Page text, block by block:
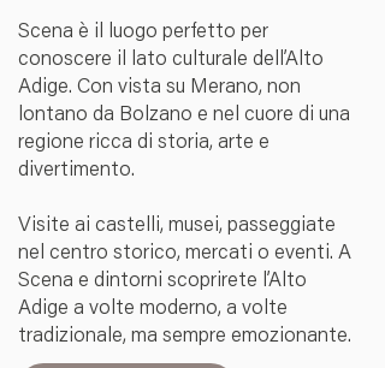
Scena è il luogo perfetto per
conoscere il lato culturale dell’Alto
Adige. Con vista su Merano, non
lontano da Bolzano e nel cuore di una
regione ricca di storia, arte e
divertimento.
Visite ai castelli, musei, passeggiate
nel centro storico, mercati o eventi. A
Scena e dintorni scoprirete l’Alto
Adige a volte moderno, a volte
tradizionale, ma sempre emozionante.